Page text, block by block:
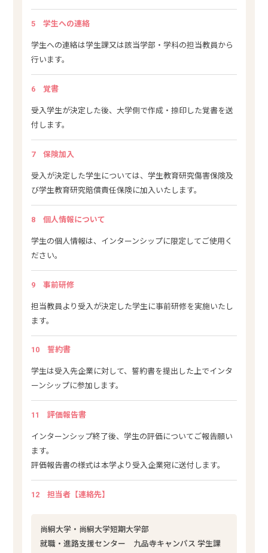
5 学生への連絡
学生への連絡は学生課又は該当学部・学科の担当教員から
行います。
6 覚書
受入学生が決定した後、大学側で作成・捺印した覚書を送
付します。
7保険加入
受入が決定した学生については、学生教育研究傷害保険及
び学生教育研究賠償責任保険に加入いたします。
8 個人情報について
学生の個人情報は、インターンシップに限定してご使用く
ださい。
9 事前研修
担当教員より受入が決定した学生に事前研修を実施いたし
ます。
10 誓約書
学生は受入先企業に対して、誓約書を提出した上でインタ
ーンシップに参加します。
11 評価報告書
インターンシップ終了後、学生の評価についてご報告願い
ます。
評価報告書の様式は本学より受入企業宛に送付します。
12 担当者【連絡先】
尚絅大学・尚絅大学短期大学部
就職・進路支援センター 九品寺キャンパス 学生課